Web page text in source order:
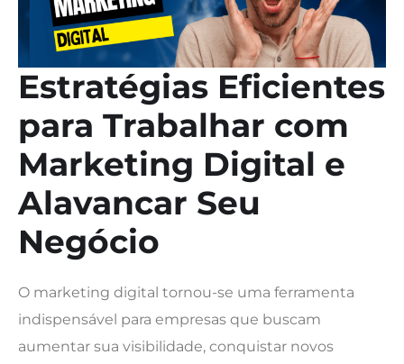
Estratégias Eficientes
para Trabalhar com
Marketing Digital e
Alavancar Seu
Negócio
O marketing digital tornou-se uma ferramenta
indispensável para empresas que buscam
aumentar sua visibilidade, conquistar novos